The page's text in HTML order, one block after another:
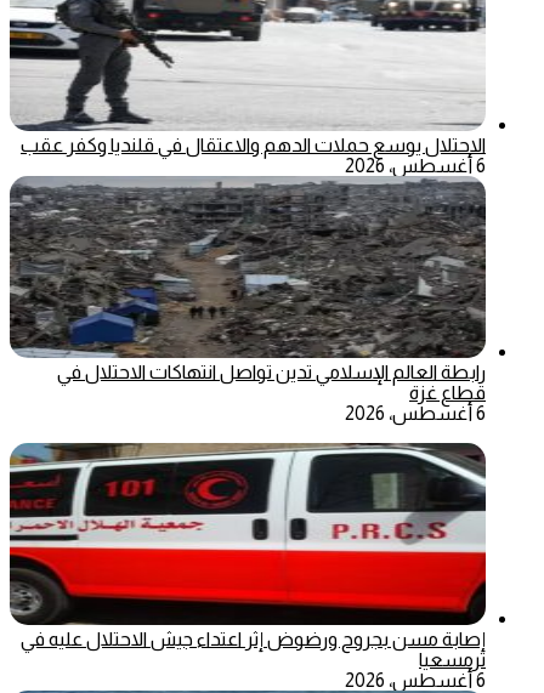
الاحتلال يوسع حملات الدهم والاعتقال في قلنديا وكفر عقب
6 أغسطس، 2026
رابطة العالم الإسلامي تدين تواصل انتهاكات الاحتلال في
قطاع غزة
6 أغسطس، 2026
إصابة مسن بجروح ورضوض إثر اعتداء جيش الاحتلال عليه في
ترمسعيا
6 أغسطس، 2026